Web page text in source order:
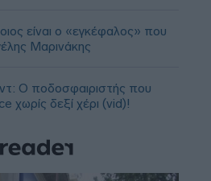
είναι ο «εγκέφαλος» που
Μαρινάκης
Ο ποδοσφαιριστής που
χωρίς δεξί χέρι (vid)!